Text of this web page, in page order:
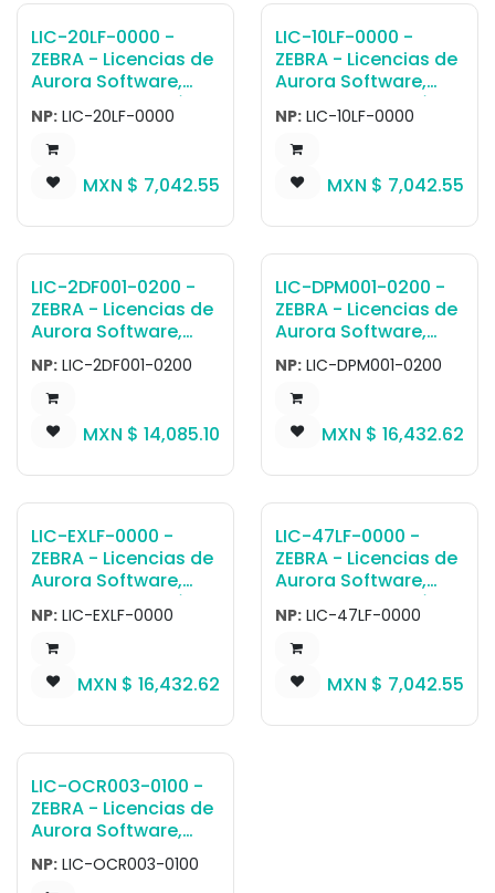
LIC-20LF-0000 -
ZEBRA - Licencias de
Aurora Software,
Software de visión
artificial y FIS SW
License, Gateway
Connectivity Lite, for
FS20 and VS20
NP: LIC-20LF-0000
MXN $ 7,042.55
LIC-10LF-0000 -
ZEBRA - Licencias de
Aurora Software,
Software de visión
artificial y FIS SW
License, Gateway
Connectivity Lite, for
FS10 smart Cámara
NP: LIC-10LF-0000
MXN $ 7,042.55
LIC-2DF001-0200 -
ZEBRA - Licencias de
Aurora Software,
Software de visión
artificial y FIS SW
License, FS Scanner,
Fast 1D/2D
Algorithms, 60
DPM)
NP: LIC-2DF001-0200
MXN $ 14,085.10
LIC-DPM001-0200 -
ZEBRA - Licencias de
Aurora Software,
Software de visión
artificial y FIS SW
License, FS Scanner,
Full DPM Algorithms,
60 frames per
NP: LIC-DPM001-0200
MXN $ 16,432.62
LIC-EXLF-0000 -
ZEBRA - Licencias de
Aurora Software,
Software de visión
artificial y FIS SW
License, Gateway
Connectivity Full, for
FS and VS family of
NP: LIC-EXLF-0000
MXN $ 16,432.62
LIC-47LF-0000 -
ZEBRA - Licencias de
Aurora Software,
Software de visión
artificial y FIS SW
License, Gateway
Connectivity Lite, for
FS40, FS70 and
NP: LIC-47LF-0000
MXN $ 7,042.55
LIC-OCR003-0100 -
ZEBRA - Licencias de
Aurora Software,
Software de visión
artificial y FIS SW
NP: LIC-OCR003-0100